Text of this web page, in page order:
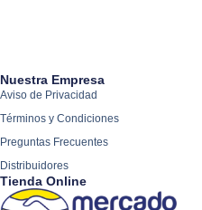
Nuestra Empresa
Aviso de Privacidad
Términos y Condiciones
Preguntas Frecuentes
Distribuidores
Tienda Online